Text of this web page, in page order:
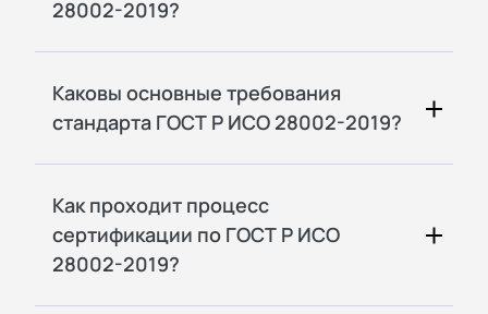
28002-2019?
Каковы основные требования
стандарта ГОСТ Р ИСО 28002-2019?
Как проходит процесс
сертификации по ГОСТ Р ИСО
28002-2019?